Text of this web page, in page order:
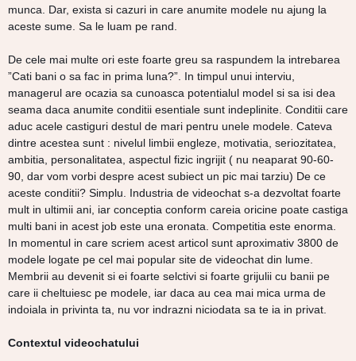
munca. Dar, exista si cazuri in care anumite modele nu ajung la
aceste sume. Sa le luam pe rand.
De cele mai multe ori este foarte greu sa raspundem la intrebarea
”Cati bani o sa fac in prima luna?”. In timpul unui interviu,
managerul are ocazia sa cunoasca potentialul model si sa isi dea
seama daca anumite conditii esentiale sunt indeplinite. Conditii care
aduc acele castiguri destul de mari pentru unele modele. Cateva
dintre acestea sunt : nivelul limbii engleze, motivatia, seriozitatea,
ambitia, personalitatea, aspectul fizic ingrijit ( nu neaparat 90-60-
90, dar vom vorbi despre acest subiect un pic mai tarziu) De ce
aceste conditii? Simplu. Industria de videochat s-a dezvoltat foarte
mult in ultimii ani, iar conceptia conform careia oricine poate castiga
multi bani in acest job este una eronata. Competitia este enorma.
In momentul in care scriem acest articol sunt aproximativ 3800 de
modele logate pe cel mai popular site de videochat din lume.
Membrii au devenit si ei foarte selctivi si foarte grijulii cu banii pe
care ii cheltuiesc pe modele, iar daca au cea mai mica urma de
indoiala in privinta ta, nu vor indrazni niciodata sa te ia in privat.
Contextul videochatului